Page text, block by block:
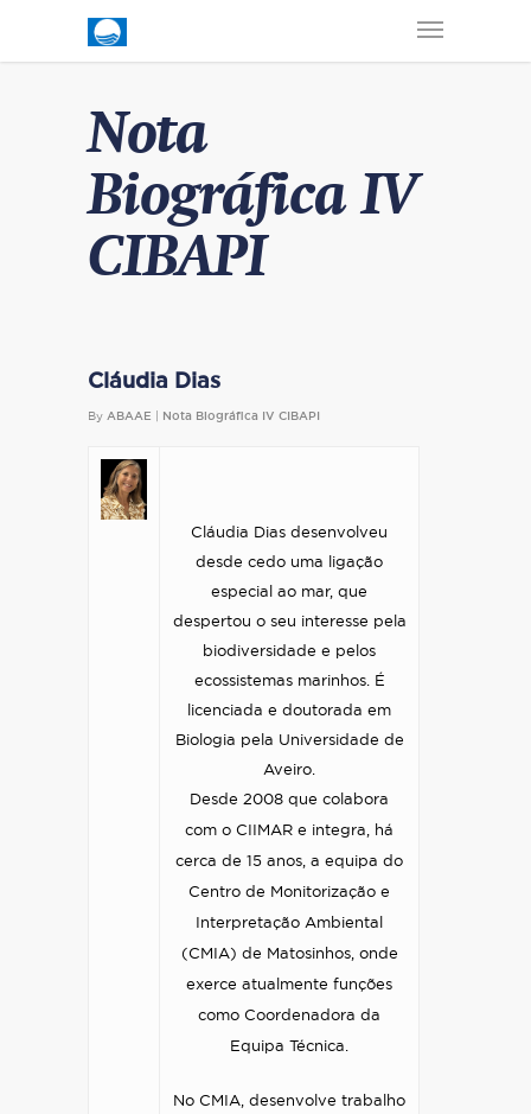
Nota
Biográfica IV
CIBAPI
Cláudia Dias
By ABAAE Nota Biográfica IV CIBAPI
Cláudia Dias desenvolveu
desde cedo uma ligação
especial ao mar, que
despertou o seu interesse pela
biodiversidade e pelos
ecossistemas marinhos. É
licenciada e doutorada em
Biologia pela Universidade de
Aveiro.
Desde 2008 que colabora
com o CIIMAR e integra, há
cerca de 15 anos, a equipa do
Centro de Monitorização e
Interpretação Ambiental
(CMIA) de Matosinhos, onde
exerce atualmente funções
como Coordenadora da
Equipa Técnica.
No CMIA, desenvolve trabalho